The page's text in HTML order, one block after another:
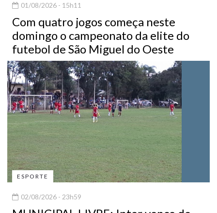
01/08/2026 - 15h11
Com quatro jogos começa neste
domingo o campeonato da elite do
futebol de São Miguel do Oeste
ESPORTE
02/08/2026 - 23h59